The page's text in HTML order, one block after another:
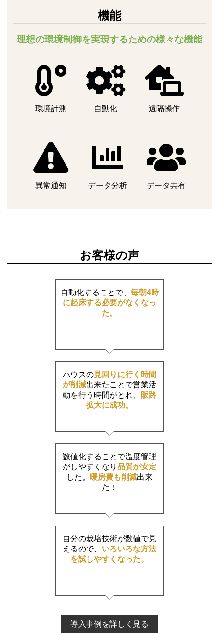
機能
理想の環境制御を実現するための様々な機能
環境計測 自動化 遠隔操作
異常通知 データ分析 データ共有
お客様の声
自動化することで、 毎朝4時
に起床する必要がなくなっ
た。
ハウスの見回りに行く時間
が削減出来たことで営業活
動を行う時間がとれ、 販路
拡大に成功。
数値化することで温度管理
がしやすくなり 品質が安定
した。
暖房費も削減出来
た！
自分の栽培技術が数値で見
えるので、 いろいろな方法
を試しやすくなった。
導入事例を詳しく見る